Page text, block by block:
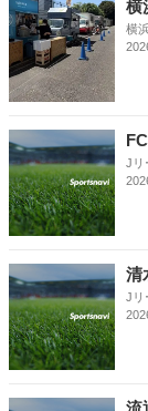
横
横
Jリ
清
Jリ